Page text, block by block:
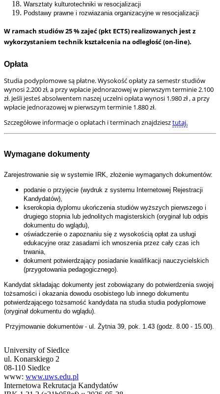
Warsztaty kulturotechniki w resocjalizacji
Podstawy prawne i rozwiazania organizacyjne w resocjalizacji
W ramach studiów 25 % zajeć (pkt ECTS) realizowanych jest z
wykorzystaniem technik kształcenia na odległość (on-line).
Opłata
Studia podyplomowe są płatne. Wysokość opłaty za semestr studiów
wynosi 2.200 zł, a przy wpłacie jednorazowej w pierwszym terminie 2.100
zł. Jeśli jesteś absolwentem naszej uczelni opłata wynosi 1.980 zł , a przy
wpłacie jednorazowej w pierwszym terminie 1.880 zł.
Szczegółowe informacje o opłatach i terminach znajdziesztutaj.
Wymagane dokumenty
Zarejestrowanie się w systemie IRK, złożenie wymaganych dokumentów:
podanie o przyjęcie (wydruk z systemu Internetowej Rejestracji
Kandydatów),
kserokopia dyplomu ukończenia studiów wyższych pierwszego i
drugiego stopnia lub jednolitych magisterskich (oryginał lub odpis
dokumentu do wglądu),
oświadczenie o zapoznaniu się z wysokością opłat za usługi
edukacyjne oraz zasadami ich wnoszenia przez cały czas ich
trwania,
dokument potwierdzający posiadanie kwalifikacji nauczycielskich
(przygotowania pedagogicznego).
Kandydat składając dokumenty jest zobowiązany do potwierdzenia swojej
tożsamości i okazania dowodu osobistego lub innego dokumentu
potwierdzającego tożsamość kandydata na studia studia podyplomowe
(oryginał dokumentu do wglądu).
Przyjmowanie dokumentów - ul. Żytnia 39, pok. 1.43 (godz. 8.00 - 15.00).
University of Siedlce
ul. Konarskiego 2
08-110 Siedlce
www: www.uws.edu.pl
Internetowa Rekrutacja Kandydatów